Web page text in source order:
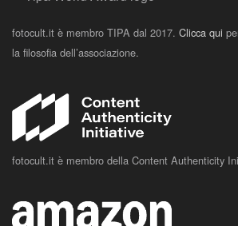
fotocult.it è membro TIPA dal 2017. Clicca qui
la filosofia dell’associazione.
fotocult.it è membro della Content Authenticity